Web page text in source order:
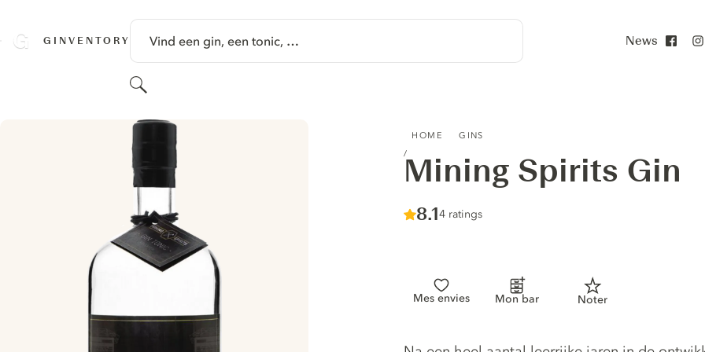
GINVENTORY Vind een gin, een tonic, …
Zoeken
News
HOME GINS
Mining Spirits Gin
Score :
8.1/ 10
4 ratings
Mes envies Mon bar Noter